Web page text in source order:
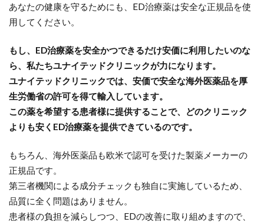
あなたの健康を守るためにも、ED治療薬は安全な正規品を使
用してください。
もし、ED治療薬を安全かつできるだけ安価に利用したいのな
ら、私たちユナイテッドクリニックが力になります。
ユナイテッドクリニックでは、安価で安全な海外医薬品を厚
生労働省の許可を得て輸入しています。
この薬を希望する患者様に提供することで、どのクリニック
よりも安くED治療薬を提供できているのです。
もちろん、海外医薬品も欧米で認可を受けた製薬メーカーの
正規品です。
第三者機関による成分チェックも独自に実施しているため、
品質に全く問題はありません。
患者様の負担を減らしつつ、EDの改善に取り組めますので、